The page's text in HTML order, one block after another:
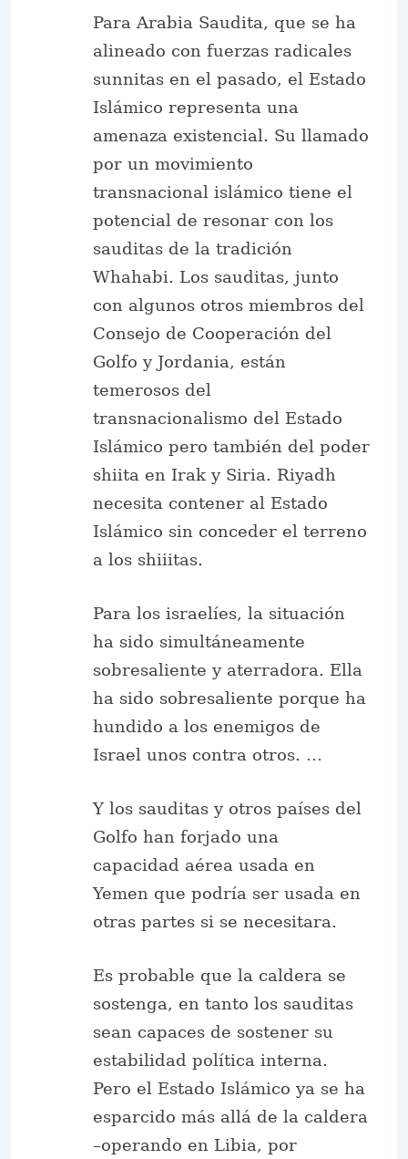
Para Arabia Saudita, que se ha
alineado con fuerzas radicales
sunnitas en el pasado, el Estado
Islámico representa una
amenaza existencial. Su llamado
por un movimiento
transnacional islámico tiene el
potencial de resonar con los
sauditas de la tradición
Whahabi. Los sauditas, junto
con algunos otros miembros del
Consejo de Cooperación del
Golfo y Jordania, están
temerosos del
transnacionalismo del Estado
Islámico pero también del poder
shiita en Irak y Siria. Riyadh
necesita contener al Estado
Islámico sin conceder el terreno
a los shiiitas.
Para los israelíes, la situación
ha sido simultáneamente
sobresaliente y aterradora. Ella
ha sido sobresaliente porque ha
hundido a los enemigos de
Israel unos contra otros. …
Y los sauditas y otros países del
Golfo han forjado una
capacidad aérea usada en
Yemen que podría ser usada en
otras partes si se necesitara.
Es probable que la caldera se
sostenga, en tanto los sauditas
sean capaces de sostener su
estabilidad política interna.
Pero el Estado Islámico ya se ha
esparcido más allá de la caldera
–operando en Libia, por